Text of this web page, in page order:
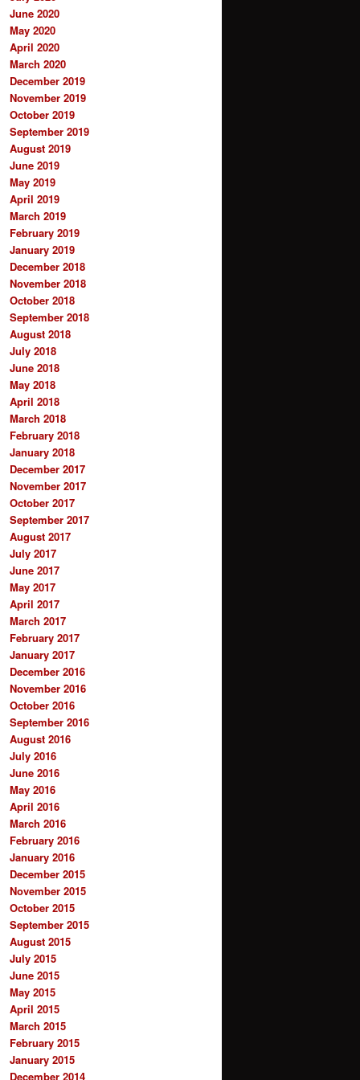
June 2020
May 2020
April 2020
March 2020
December 2019
November 2019
October 2019
September 2019
August 2019
June 2019
May 2019
April 2019
March 2019
February 2019
January 2019
December 2018
November 2018
October 2018
September 2018
August 2018
July 2018
June 2018
May 2018
April 2018
March 2018
February 2018
January 2018
December 2017
November 2017
October 2017
September 2017
August 2017
July 2017
June 2017
May 2017
April 2017
March 2017
February 2017
January 2017
December 2016
November 2016
October 2016
September 2016
August 2016
July 2016
June 2016
May 2016
April 2016
March 2016
February 2016
January 2016
December 2015
November 2015
October 2015
September 2015
August 2015
July 2015
June 2015
May 2015
April 2015
March 2015
February 2015
January 2015
December 2014